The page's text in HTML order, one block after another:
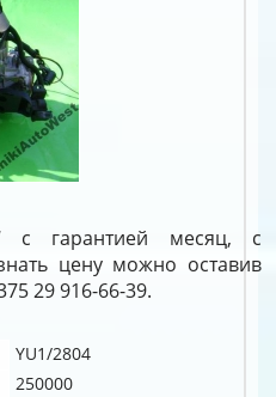
с гарантией месяц, с
цену можно оставив
29 916-66-39.
YU1/2804
250000